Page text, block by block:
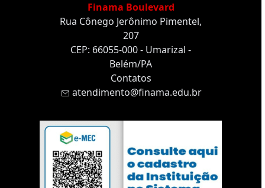
Finama Boulevard
Rua Cônego Jerônimo Pimentel,
207
CEP: 66055-000 - Umarizal -
Belém/PA
Contatos
atendimento@finama.edu.br